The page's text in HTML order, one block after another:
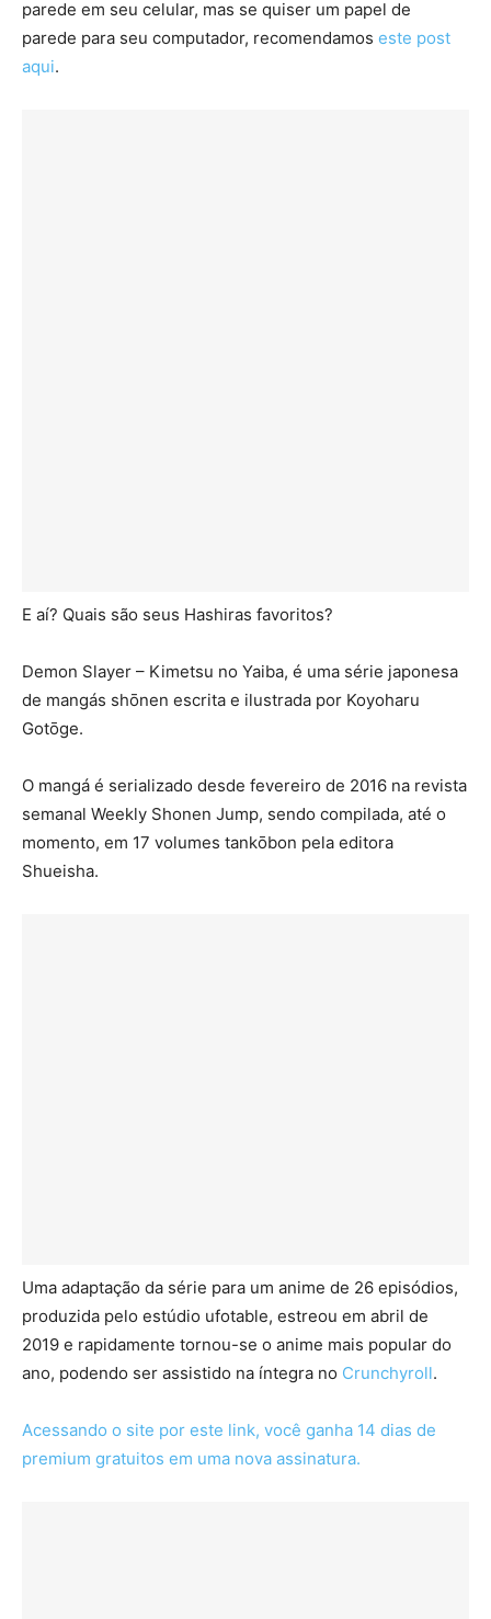
parede em seu celular, mas se quiser um papel de
parede para seu computador, recomendamos este post
aqui.
E aí? Quais são seus Hashiras favoritos?
Demon Slayer – Kimetsu no Yaiba, é uma série japonesa
de mangás shōnen escrita e ilustrada por Koyoharu
Gotōge.
O mangá é serializado desde fevereiro de 2016 na revista
semanal Weekly Shonen Jump, sendo compilada, até o
momento, em 17 volumes tankōbon pela editora
Shueisha.
Uma adaptação da série para um anime de 26 episódios,
produzida pelo estúdio ufotable, estreou em abril de
2019 e rapidamente tornou-se o anime mais popular do
ano, podendo ser assistido na íntegra no Crunchyroll.
Acessando o site por este link, você ganha 14 dias de
premium gratuitos em uma nova assinatura.